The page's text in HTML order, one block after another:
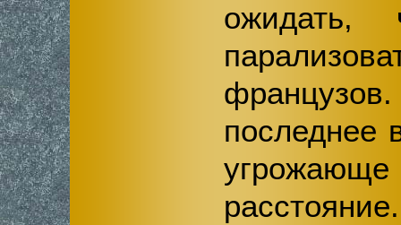
ожидать,
последнее